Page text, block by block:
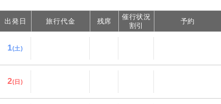
出発日 旅行代金 残席
催行状況
割引
予約
1(土)
2(日)